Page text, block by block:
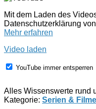
Mit dem Laden des
Datenschutzerklärung
Mehr erfahren
Video laden
YouTube immer entsperren
Alles Wissenswerte rund
Kategorie: Serien & Filme